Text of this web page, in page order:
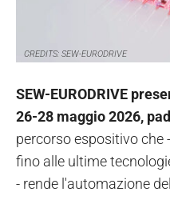
CREDITS: SEW-EURODRIVE
SEW-EURODRIVE
26-28 maggio 2026,
percorso espositivo
fino alle ultime
- rende l'automazione